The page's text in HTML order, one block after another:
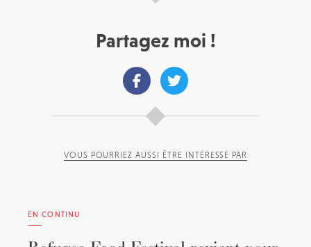
Partagez moi !
VOUS POURRIEZ AUSSI ÊTRE INTÉRESSÉ PAR
EN CONTINU